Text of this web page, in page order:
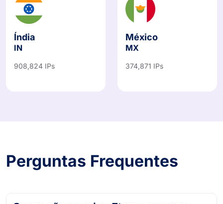
Índia
IN
908,824 IPs
México
MX
374,871 IPs
Perguntas Frequentes